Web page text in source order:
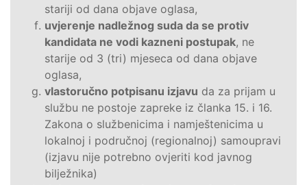
stariji od dana objave oglasa,
uvjerenje nadležnog suda da se protiv
kandidata ne vodi kazneni postupak, ne
starije od 3 (tri) mjeseca od dana objave
oglasa,
vlastoručno potpisanu izjavu da za prijam u
službu ne postoje zapreke iz članka 15. i 16.
Zakona o službenicima i namještenicima u
lokalnoj i područnoj (regionalnoj) samoupravi
(izjavu nije potrebno ovjeriti kod javnog
bilježnika)